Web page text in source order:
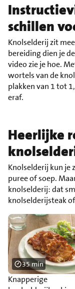
schillen
Knolselderij zit
bereiding dien je
video zie je hoe.
wortels van de
plakken van 1 tot
eraf.
Heerlijke
Knolselderij kun je
puree of soep.
knolselderij: dat
knolselderijsteak
Knapperige
35 min